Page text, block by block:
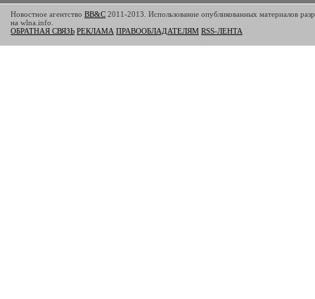
Новостное агентство BB&C 2011-2013. Использование опубликованных материалов
на wlna.info.
ОБРАТНАЯ СВЯЗЬ РЕКЛАМА ПРАВООБЛАДАТЕЛЯМ RSS-ЛЕНТА